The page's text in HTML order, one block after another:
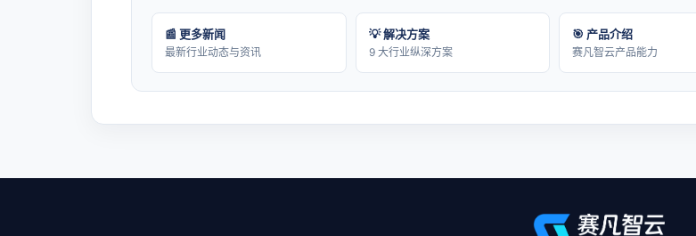
📰 更多新闻
最新行业动态与资讯
💡 解决方案
9 大行业纵深方案
🎯 产品介绍
赛凡智云产品能力